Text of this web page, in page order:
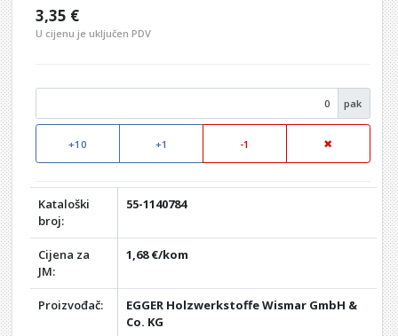
3,35 €
U cijenu je uključen PDV
pak
+10 +1 -1
Kataloški
broj:
55-1140784
Cijena za
JM:
1,68 €/kom
Proizvođač:
EGGER Holzwerkstoffe Wismar GmbH &
Co. KG